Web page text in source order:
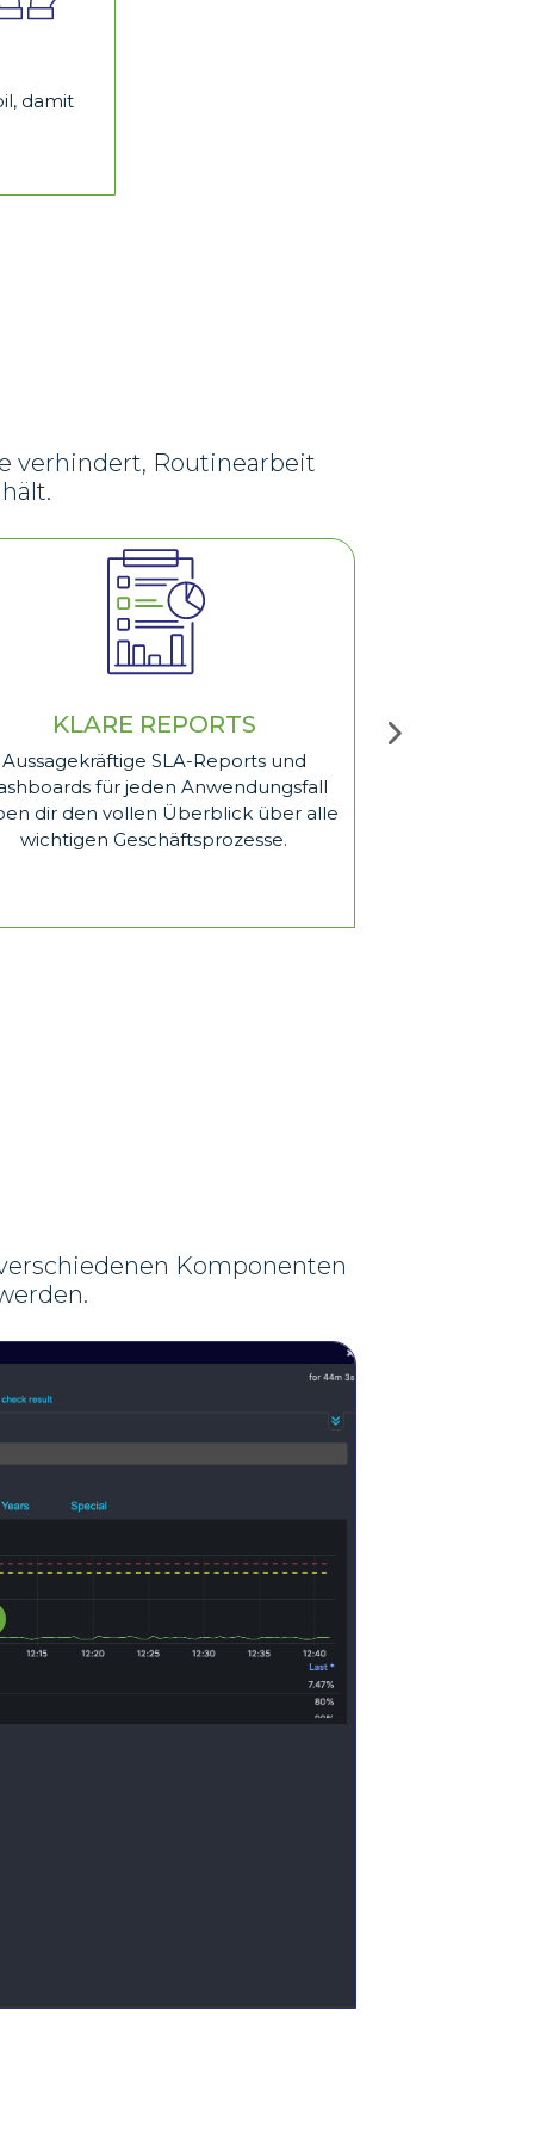
damit
verhindert, Routinearbeit
KLARE REPORTS
Aussagekräftige SLA-Reports und
für jeden Anwendungsfall
dir den vollen Überblick über alle
wichtigen Geschäftsprozesse.
Komponenten